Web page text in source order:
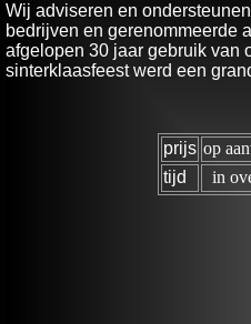
Wij adviseren en
bedrijven en gerenommeerde
afgelopen 30 jaar gebruik van
sinterklaasfeest werd een
prijs op
tijd
in